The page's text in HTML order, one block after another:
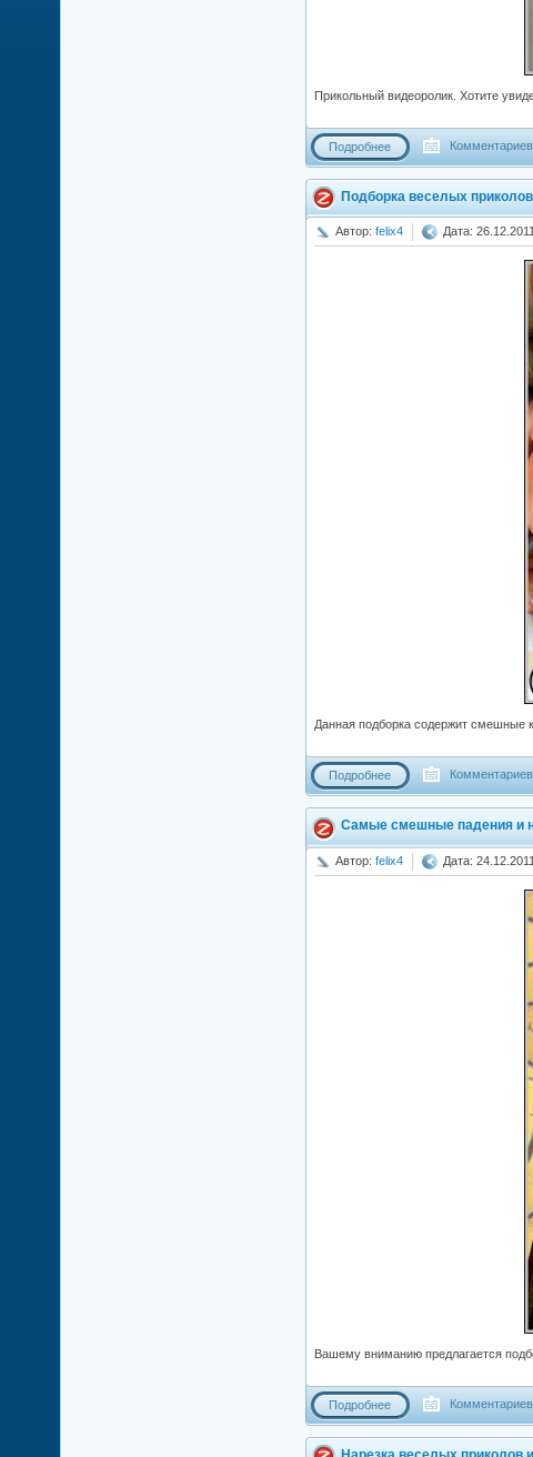
Прикольный видеоролик. Хотите
Подробнее
Подборка веселых
Автор: felix4 Дата:
Данная подборка содержит смешные
Подробнее
Самые смешные падения и
Автор: felix4 Дата:
Вашему вниманию предлагается
Подробнее